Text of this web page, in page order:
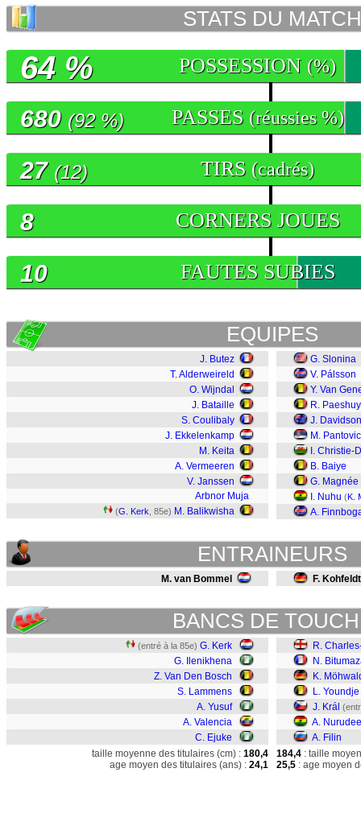
STATS DU MATCH
POSSESSION (%)
64 %
PASSES (réussies %)
680 (92 %)
TIRS (cadrés)
27 (12)
CORNERS JOUES
8
FAUTES SUBIES
10
EQUIPES
J. Butez
T. Alderweireld
O. Wijndal
J. Bataille
S. Coulibaly
J. Ekkelenkamp
M. Keita
A. Vermeeren
V. Janssen
Arbnor Muja
(G. Kerk , 85e) M. Balikwisha
G. Slonina
V. Pálsson
Y. Van
R.
J. Davidson
M. Pantovic
I. Christie-
B. Baiye
G. Magnée
I. Nuhu (K.
A.
ENTRAINEURS
M. van Bommel F. Kohfeldt
BANCS DE
(entré à la 85e) G. Kerk
G. Ilenikhena
Z. Van Den Bosch
S. Lammens
A. Yusuf
A. Valencia
C. Ejuke
R.
N.
K.
L. Youndje
J. Král
A.
A. Filin
taille moyenne des titulaires (cm) : 180,4
age moyen des titulaires (ans) : 24,1
184,4 : taille
25,5 : age moyen